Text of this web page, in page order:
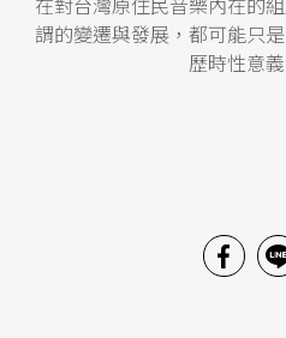
謂的變遷與發展，都可能只
歷時性意